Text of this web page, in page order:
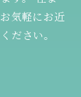
気軽にお近
ださい。